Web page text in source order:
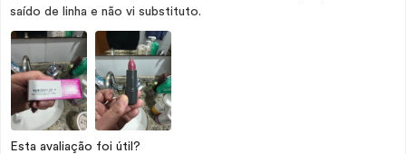
saído de linha e não vi substituto.
Esta avaliação foi útil?